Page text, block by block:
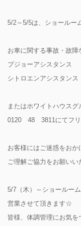
5/2～5/5は、ショールー
お車に関する事故・故障
プジョーアシスタン
シトロエンアシスタ
またはホワイトハウス
0120 48 3811にてフリ
お客様にはご迷惑をお
ご理解ご協力をお願いい
5/7（木）～ショールー
営業させて頂きます☆
皆様、体調管理にお気を